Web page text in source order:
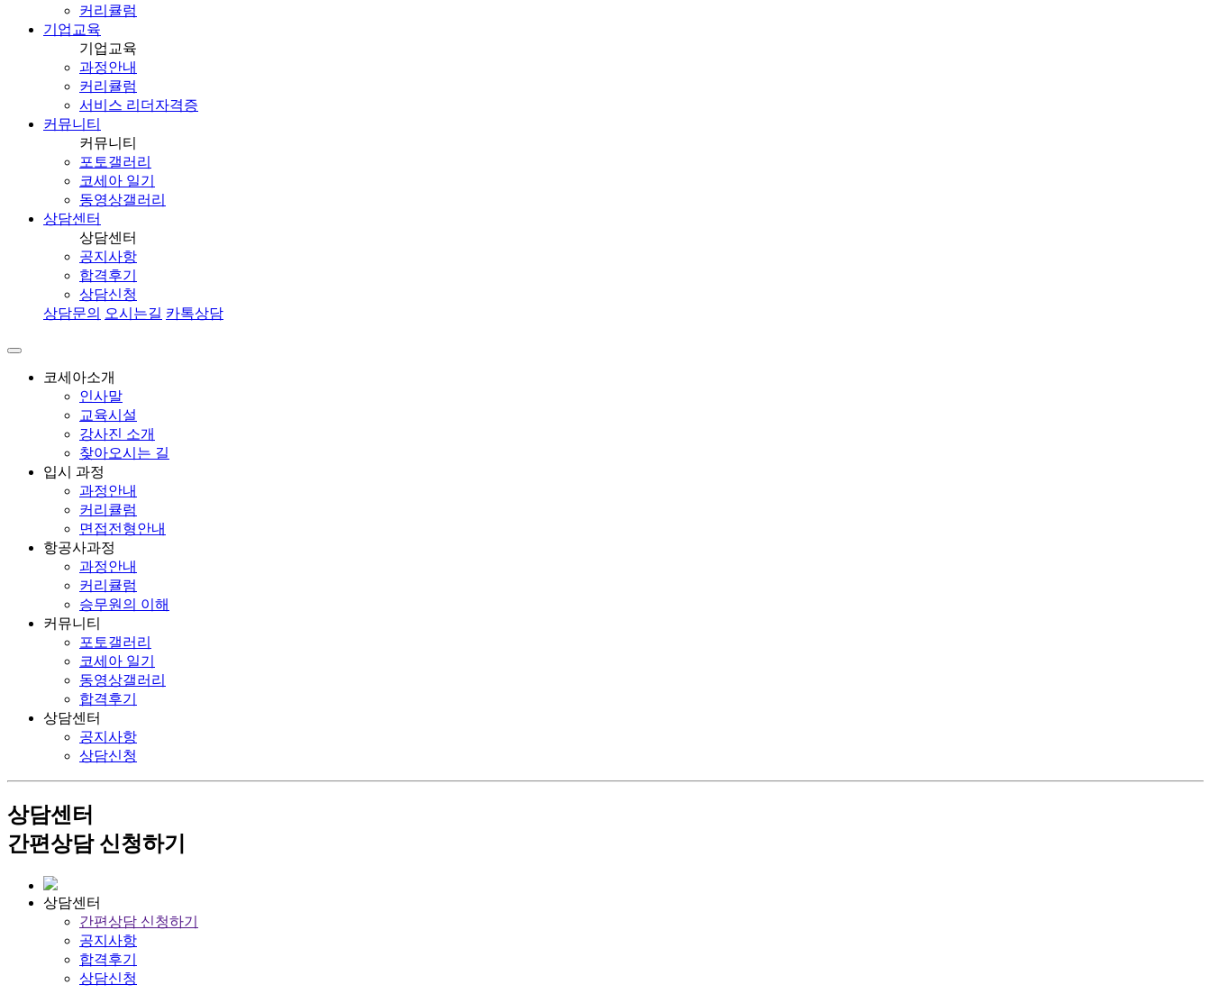
커리큘럼
기업교육
기업교육
과정안내
커리큘럼
서비스 리더자격증
커뮤니티
커뮤니티
포토갤러리
코세아 일기
동영상갤러리
상담센터
상담센터
공지사항
합격후기
상담신청
상담문의 오시는길 카톡상담
코세아소개
인사말
교육시설
강사진 소개
찾아오시는 길
입시 과정
과정안내
커리큘럼
면접전형안내
항공사과정
과정안내
커리큘럼
승무원의 이해
커뮤니티
포토갤러리
코세아 일기
동영상갤러리
합격후기
상담센터
공지사항
상담신청
상담센터
간편상담 신청하기
상담센터
간편상담 신청하기
공지사항
합격후기
상담신청